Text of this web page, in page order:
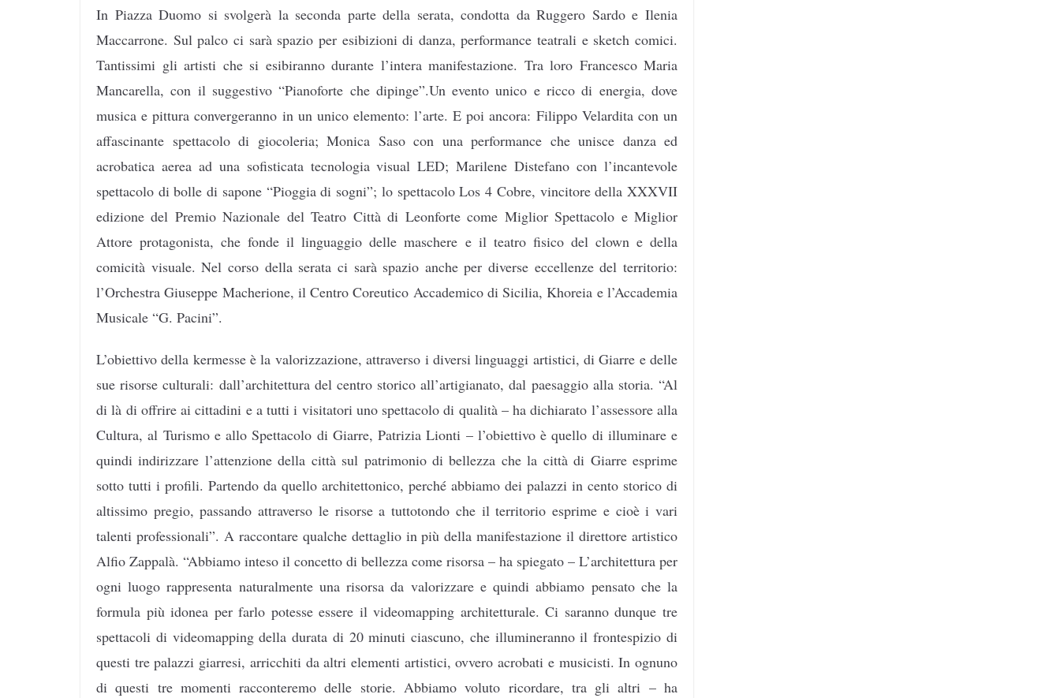
In Piazza Duomo si svolgerà la seconda parte della serata, condotta da Ruggero Sardo e Ilenia
Maccarrone. Sul palco ci sarà spazio per esibizioni di danza, performance teatrali e sketch comici.
Tantissimi gli artisti che si esibiranno durante l’intera manifestazione. Tra loro Francesco Maria
Mancarella, con il suggestivo “Pianoforte che dipinge”.Un evento unico e ricco di energia, dove
musica e pittura convergeranno in un unico elemento: l’arte. E poi ancora: Filippo Velardita con un
affascinante spettacolo di giocoleria; Monica Saso con una performance che unisce danza ed
acrobatica aerea ad una sofisticata tecnologia visual LED; Marilene Distefano con l’incantevole
spettacolo di bolle di sapone “Pioggia di sogni”; lo spettacolo Los 4 Cobre, vincitore della XXXVII
edizione del Premio Nazionale del Teatro Città di Leonforte come Miglior Spettacolo e Miglior
Attore protagonista, che fonde il linguaggio delle maschere e il teatro fisico del clown e della
comicità visuale. Nel corso della serata ci sarà spazio anche per diverse eccellenze del territorio:
l’Orchestra Giuseppe Macherione, il Centro Coreutico Accademico di Sicilia, Khoreia e l’Accademia
Musicale “G. Pacini”.
L’obiettivo della kermesse èla valorizzazione,attraverso i diversi linguaggi artistici, di Giarre e delle
sue risorse culturali: dall’architettura del centro storico all’artigianato, dal paesaggio alla storia. “Al
di là di offrire ai cittadini e a tutti i visitatori uno spettacolo di qualità – ha dichiarato l’assessore alla
Cultura, al Turismo e allo Spettacolo di Giarre, Patrizia Lionti – l’obiettivo è quello di illuminare e
quindi indirizzare l’attenzione della città sul patrimonio di bellezza che la città di Giarre esprime
sotto tutti i profili. Partendo da quello architettonico, perché abbiamo dei palazzi in cento storico di
altissimo pregio, passando attraverso le risorse a tuttotondo che il territorio esprime e cioè i vari
talenti professionali”. A raccontare qualche dettaglio in più della manifestazione il direttore artistico
Alfio Zappalà. “Abbiamo inteso il concetto di bellezza come risorsa – ha spiegato – L’architettura per
ogni luogo rappresenta naturalmente una risorsa da valorizzare e quindi abbiamo pensato che la
formula più idonea per farlo potesse essere il videomapping architetturale. Ci saranno dunque tre
spettacoli di videomapping della durata di 20 minuti ciascuno, che illumineranno il frontespizio di
questi tre palazzi giarresi, arricchiti da altri elementi artistici, ovvero acrobati e musicisti. In ognuno
di questi tre momenti racconteremo delle storie. Abbiamo voluto ricordare, tra gli altri – ha